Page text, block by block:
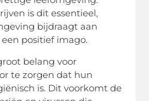
is dit essentieel,
bijdraagt aan
positief imago.
belang voor
te zorgen dat hun
is. Dit voorkomt de